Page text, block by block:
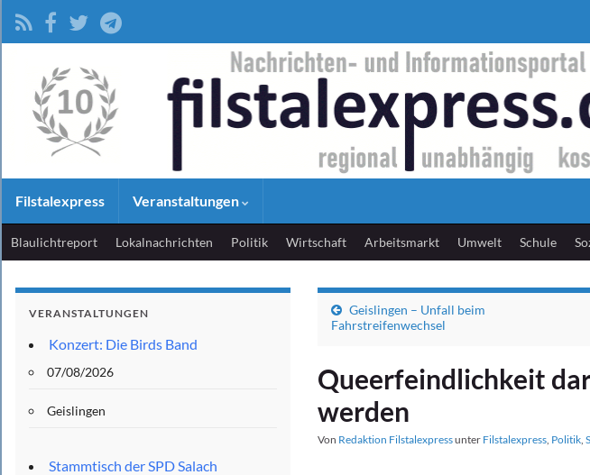
Filstalexpress Veranstaltungen
Blaulichtreport Lokalnachrichten Politik Wirtschaft Arbeitsmarkt Umwelt Schule
Geislingen – Unfall beim
Fahrstreifenwechsel
Queerfeindlichkeit
werden
Von Redaktion Filstalexpressunter Filstalexpress, Politik,
VERANSTALTUNGEN
Konzert: Die Birds Band
07/08/2026
Geislingen
Stammtisch der SPD Salach